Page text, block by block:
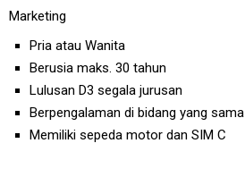
Marketing
Pria atau Wanita
Berusia maks. 30 tahun
Lulusan D3 segala jurusan
Berpengalaman di bidang yang sama
Memiliki sepeda motor dan SIM C